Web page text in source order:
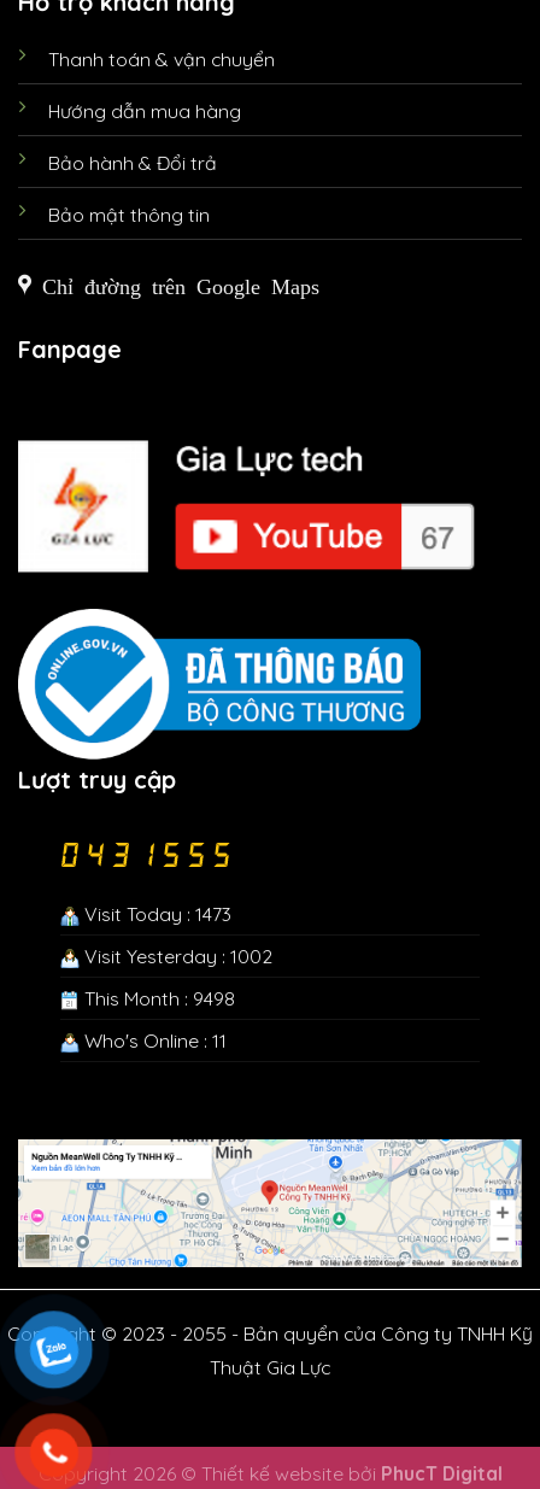
Thanh toán & vận chuyển
Hướng dẫn mua hàng
Bảo hành & Đổi trả
Bảo mật thông tin
Chỉ đường trên Google Maps
Fanpage
Lượt truy cập
Visit Today : 1473
Visit Yesterday : 1002
This Month : 9498
Who's Online : 11
Copyright © 2023 - 2055 - Bản quyển của Công ty TNHH Kỹ
Thuật Gia Lực
Copyright 2026 © Thiết kế website bởi PhucT Digital